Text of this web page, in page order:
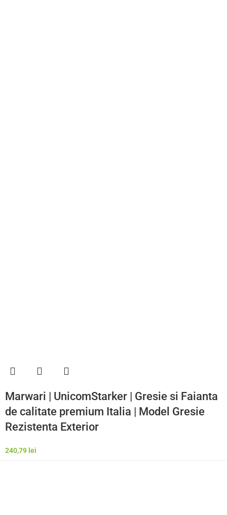
Marwari | UnicomStarker | Gresie si Faianta
de calitate premium Italia | Model Gresie
Rezistenta Exterior
240,79 lei